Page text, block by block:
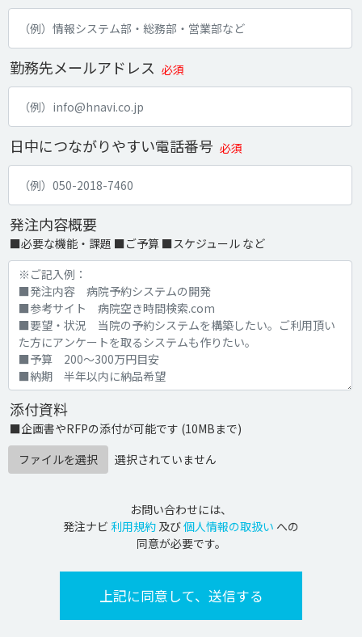
勤務先メールアドレス 必須
日中につながりやすい電話番号 必須
発注内容概要
■必要な機能・課題 ■ご予算 ■スケジュール など
添付資料
■企画書やRFPの添付が可能です (10MBまで)
ファイルを選択
選択されていません
お問い合わせには、
発注ナビ 利用規約 及び個人情報の取扱い への
同意が必要です。